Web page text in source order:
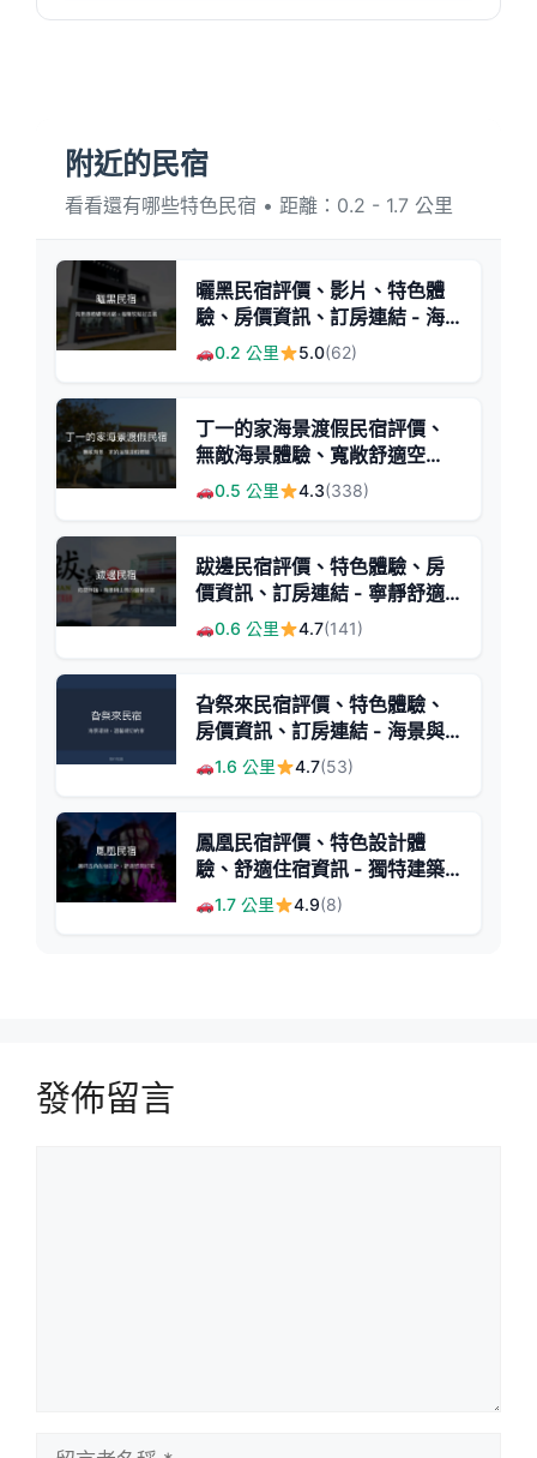
附近的民宿
看看還有哪些特色民宿 • 距離：0.2 - 1.7 公里
曬黑民宿評價、影片、特色體
驗、房價資訊、訂房連結 - 海
景貓咪樂園
0.2 公里 5.0(62)
丁一的家海景渡假民宿評價、
無敵海景體驗、寬敞舒適空
間、訂房資訊 - 海景渡假首選
0.5 公里 4.3(338)
跋邊民宿評價、特色體驗、房
價資訊、訂房連結 - 寧靜舒適
的海景鄉村民宿
0.6 公里 4.7(141)
旮祭來民宿評價、特色體驗、
房價資訊、訂房連結 - 海景與
親切服務
1.6 公里 4.7(53)
鳳凰民宿評價、特色設計體
驗、舒適住宿資訊 - 獨特建築
風格
1.7 公里 4.9(8)
發佈留言